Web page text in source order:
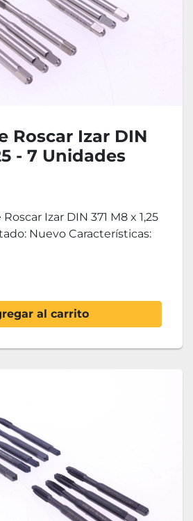
Roscar Izar DIN
- 7 Unidades
Izar DIN 371 M8 x 1,25
Nuevo Características:
al carrito